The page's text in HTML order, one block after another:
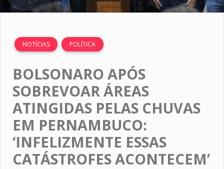
NOTÍCIAS POLÍTICA
BOLSONARO APÓS
SOBREVOAR ÁREAS
ATINGIDAS PELAS CHUVAS
EM PERNAMBUCO:
‘INFELIZMENTE ESSAS
CATÁSTROFES ACONTECEM’